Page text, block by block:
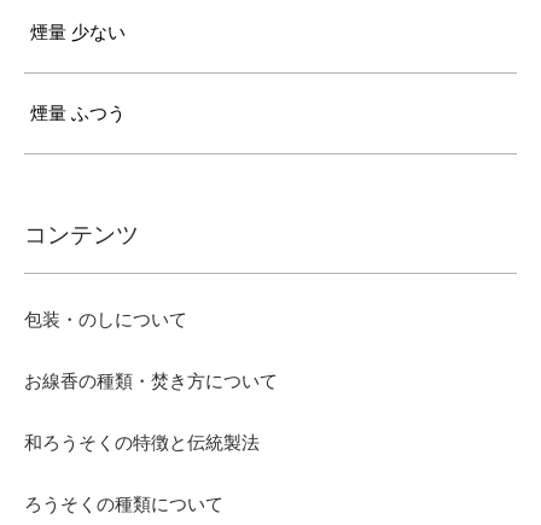
煙量 少ない
煙量 ふつう
コンテンツ
包装・のしについて
お線香の種類・焚き方について
和ろうそくの特徴と伝統製法
ろうそくの種類について